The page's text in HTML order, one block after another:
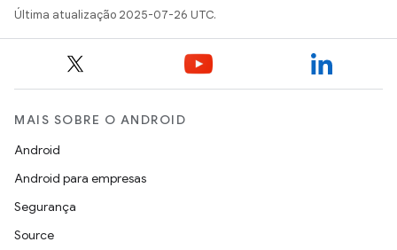
Última atualização 2025-07-26 UTC.
MAIS SOBRE O ANDROID
Android
Android para empresas
Segurança
Source